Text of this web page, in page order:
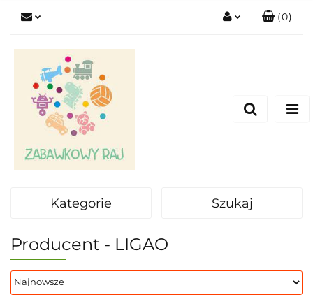
(0)
Kategorie Szukaj
Producent - LIGAO